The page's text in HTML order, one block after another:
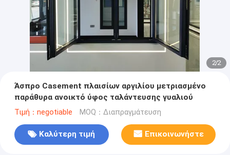
2/2
Άσπρο Casement πλαισίων αργιλίου μετριασμένο
παράθυρα ανοικτό ύφος ταλάντευσης γυαλιού
Τιμή：negotiable MOQ：Διαπραγμάτευση
Καλύτερη τιμή Επικοινωνήστε